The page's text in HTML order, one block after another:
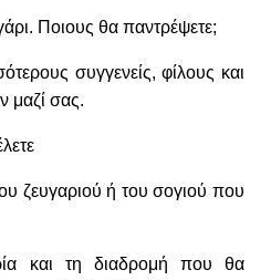
Ποιους θα παντρέψετε;
συγγενείς, φίλους και
μαζί σας.
ζευγαριού ή του σογιού που
και τη διαδρομή που θα